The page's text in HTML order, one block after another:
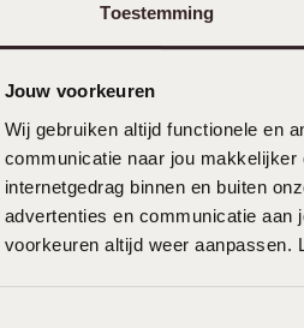
Toestemming
Jouw voorkeuren
Wij gebruiken altijd functionele en
communicatie naar jou
internetgedrag binnen en buiten
advertenties en communicatie aan
voorkeuren altijd weer aanpassen.